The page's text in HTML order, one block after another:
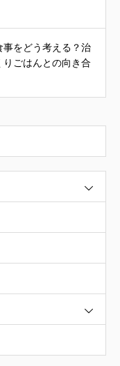
をどう考える？治
ごはんとの向き合